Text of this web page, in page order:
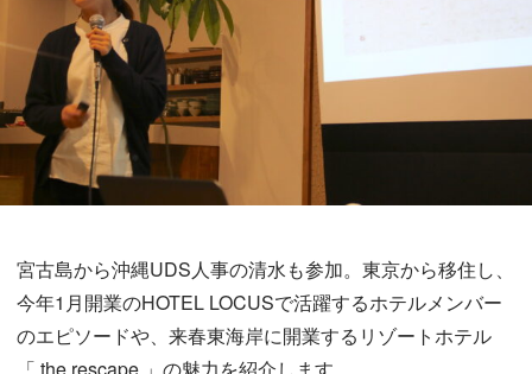
宮古島から沖縄UDS人事の清水も参加。東京から移住し、
今年1月開業のHOTEL LOCUSで活躍するホテルメンバー
のエピソードや、来春東海岸に開業するリゾートホテル